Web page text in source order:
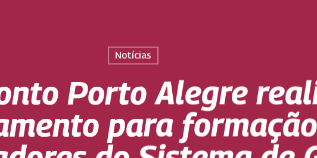
Notícias
Porto Alegre
para